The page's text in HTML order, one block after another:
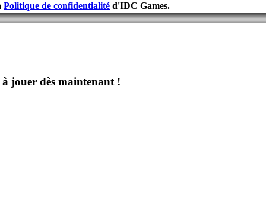
Politique de confidentialité d'IDC Games.
jouer dès maintenant !